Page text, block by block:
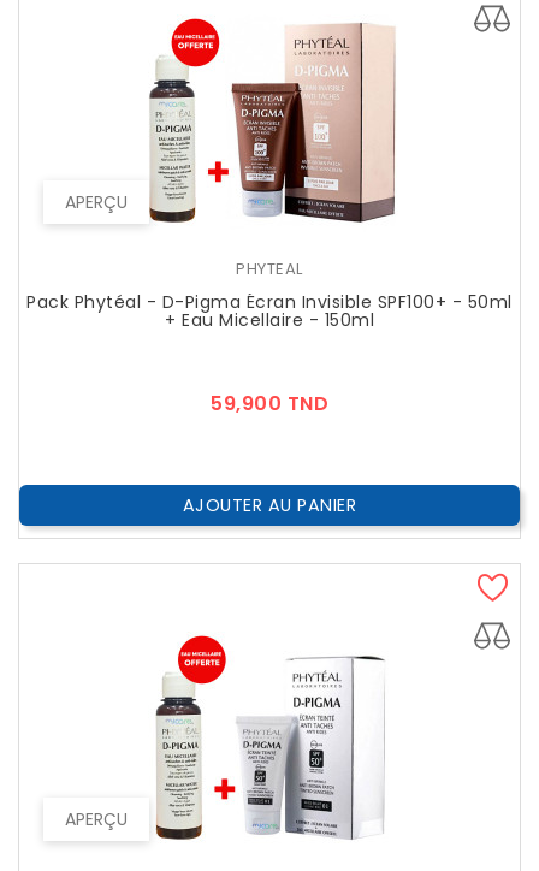
APERÇU
PHYTEAL
Pack Phytéal - D-Pigma Écran Invisible SPF100+ - 50ml
+ Eau Micellaire - 150ml
59,900 TND
AJOUTER AU PANIER
APERÇU